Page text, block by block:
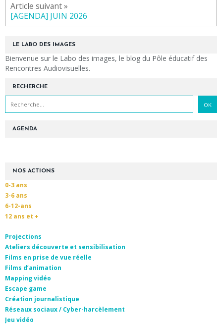
Article suivant »
[AGENDA] JUIN 2026
RECHERCHE
LE LABO DES IMAGES
Bienvenue sur le Labo des images, le blog du Pôle éducatif des
Rencontres Audiovisuelles.
NOS ACTIONS
0-3 ans
3-6 ans
6-12-ans
12 ans et +
Projections
Ateliers découverte et sensibilisation
Films en prise de vue réelle
Films d’animation
Mapping vidéo
Escape game
Création journalistique
Réseaux sociaux / Cyber-harcèlement
Jeu vidéo
AGENDA